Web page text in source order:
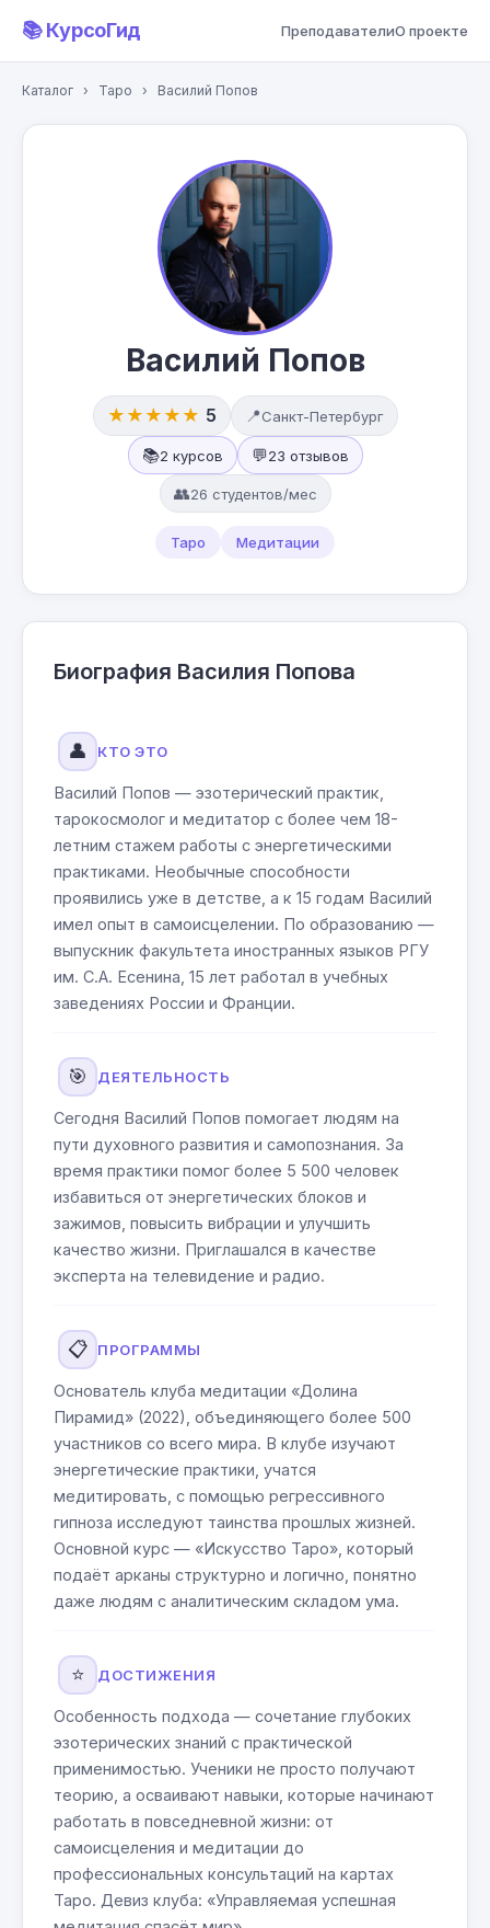
📚 КурсоГид ПреподавателиО проекте
Каталог › Таро › Василий Попов
Василий Попов
★★★★★ 5 📍Санкт-Петербург
📚2 курсов 💬23 отзывов
👥26 студентов/мес
Таро Медитации
Биография Василия Попова
👤 КТО ЭТО
Василий Попов — эзотерический практик,
тарокосмолог и медитатор с более чем 18-
летним стажем работы с энергетическими
практиками. Необычные способности
проявились уже в детстве, а к 15 годам Василий
имел опыт в самоисцелении. По образованию —
выпускник факультета иностранных языков РГУ
им. С.А. Есенина, 15 лет работал в учебных
заведениях России и Франции.
🎯 ДЕЯТЕЛЬНОСТЬ
Сегодня Василий Попов помогает людям на
пути духовного развития и самопознания. За
время практики помог более 5 500 человек
избавиться от энергетических блоков и
зажимов, повысить вибрации и улучшить
качество жизни. Приглашался в качестве
эксперта на телевидение и радио.
📋 ПРОГРАММЫ
Основатель клуба медитации «Долина
Пирамид» (2022), объединяющего более 500
участников со всего мира. В клубе изучают
энергетические практики, учатся
медитировать, с помощью регрессивного
гипноза исследуют таинства прошлых жизней.
Основной курс — «Искусство Таро», который
подаёт арканы структурно и логично, понятно
даже людям с аналитическим складом ума.
⭐ ДОСТИЖЕНИЯ
Особенность подхода — сочетание глубоких
эзотерических знаний с практической
применимостью. Ученики не просто получают
теорию, а осваивают навыки, которые начинают
работать в повседневной жизни: от
самоисцеления и медитации до
профессиональных консультаций на картах
Таро. Девиз клуба: «Управляемая успешная